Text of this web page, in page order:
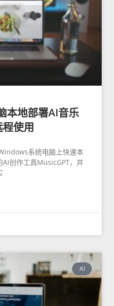
本地部署AI音乐
使用
系统电脑上快速本
创作工具MusicGPT，并
AI